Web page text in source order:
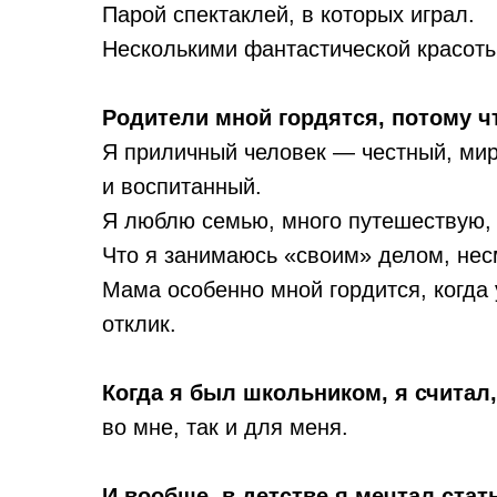
Парой спектаклей, в которых играл.
Несколькими фантастической
Родители мной гордятся, потому
Я приличный человек — честный,
и воспитанный.
Я люблю семью, много путешествую,
Что я занимаюсь «своим» делом,
Мама особенно мной гордится,
отклик.
Когда я был школьником, я
во мне, так и для меня.